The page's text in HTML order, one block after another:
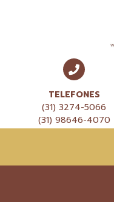
TELEFONES
(31) 3274-5066
(31) 98646-4070